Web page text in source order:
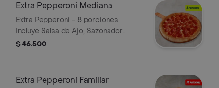
Extra Pepperoni Mediana
Extra Pepperoni - 8 porciones.
Incluye Salsa de Ajo, Sazonador
Pimienta Roja y Pepperoncini.
$ 46.500
Extra Pepperoni Familiar